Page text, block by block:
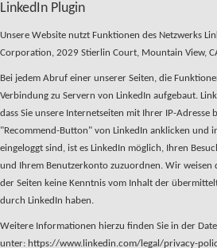
LinkedIn Plugin
Unsere Website nutzt Funktionen des Netzwerks
Corporation, 2029 Stierlin Court, Mountain View,
Bei jedem Abruf einer unserer Seiten, die
Verbindung zu Servern von LinkedIn aufgebaut.
dass Sie unsere Internetseiten mit Ihrer IP-Adresse
"Recommend-Button" von LinkedIn anklicken und
eingeloggt sind, ist es LinkedIn möglich, Ihren
und Ihrem Benutzerkonto zuzuordnen. Wir weisen
der Seiten keine Kenntnis vom Inhalt der
durch LinkedIn haben.
Weitere Informationen hierzu finden Sie in der
unter: https://www.linkedin.com/legal/privacy-